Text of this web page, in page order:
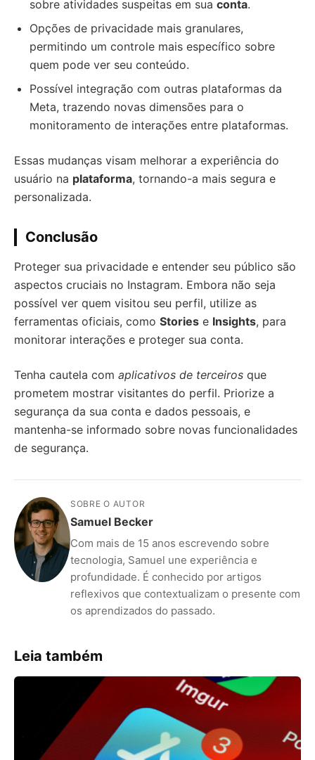
sobre atividades suspeitas em sua conta.
Opções de privacidade mais granulares,
permitindo um controle mais específico sobre
quem pode ver seu conteúdo.
Possível integração com outras plataformas da
Meta, trazendo novas dimensões para o
monitoramento de interações entre plataformas.
Essas mudanças visam melhorar a experiência do
usuário na plataforma, tornando-a mais segura e
personalizada.
Conclusão
Proteger sua privacidade e entender seu público são
aspectos cruciais no Instagram. Embora não seja
possível ver quem visitou seu perfil, utilize as
ferramentas oficiais, como Stories e Insights, para
monitorar interações e proteger sua conta.
Tenha cautela com aplicativos de terceiros que
prometem mostrar visitantes do perfil. Priorize a
segurança da sua conta e dados pessoais, e
mantenha-se informado sobre novas funcionalidades
de segurança.
SOBRE O AUTOR
Samuel Becker
Com mais de 15 anos escrevendo sobre
tecnologia, Samuel une experiência e
profundidade. É conhecido por artigos
reflexivos que contextualizam o presente com
os aprendizados do passado.
Leia também